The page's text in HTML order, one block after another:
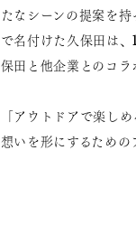
たなシーンの提案を
で名付けた久保田は
保田と他企業とのコラ
「アウトドアで楽し
想いを形にするための